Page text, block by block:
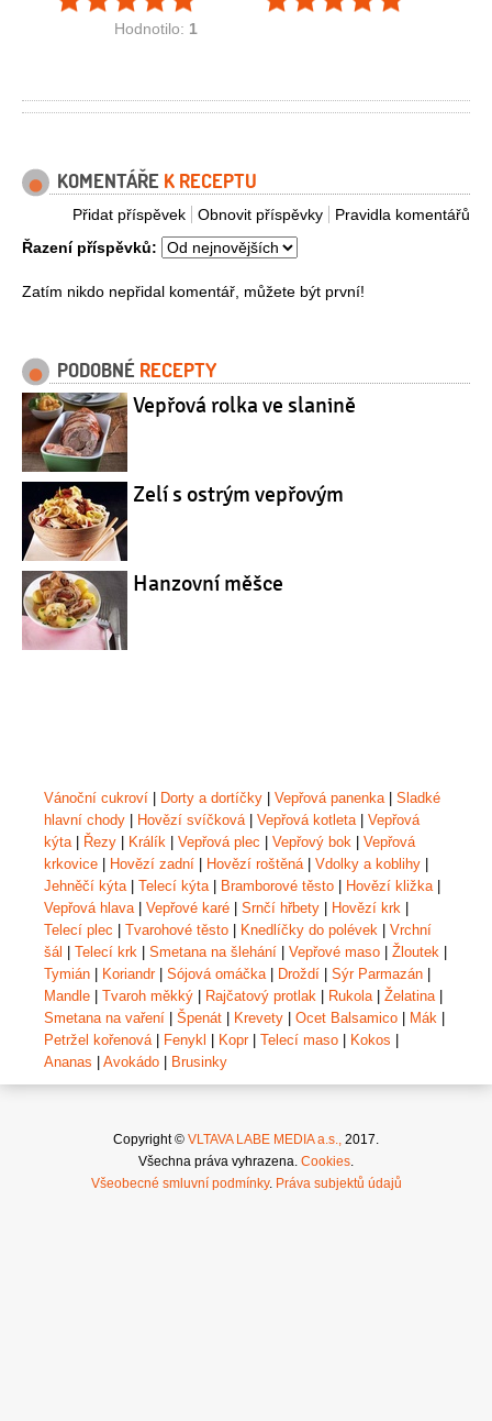
Hodnotilo: 1
KOMENTÁŘE K RECEPTU
Pravidla komentářů
Obnovit příspěvky
Přidat příspěvek
Řazení příspěvků:
Zatím nikdo nepřidal komentář, můžete být první!
PODOBNÉ RECEPTY
Vepřová rolka ve slanině
Zelí s ostrým vepřovým
Hanzovní měšce
Vánoční cukroví Dorty a dortíčky Vepřová panenka| Sladké
hlavní chody
Hovězí svíčková| Vepřová kotleta| Vepřová
kýta| Řezy Králík Vepřová plec Vepřový bok
Vepřová
krkovice
Hovězí zadní Hovězí roštěná| Vdolky a koblihy
Jehněčí kýta| Telecí kýta| Bramborové těsto Hovězí kližka|
Vepřová hlava| Vepřové karé Srnčí hřbety Hovězí krk
Telecí plec
Tvarohové těsto Knedlíčky do polévek
Vrchní
šál
Telecí krk Smetana na šlehání Vepřové maso Žloutek
Tymián
Koriandr| Sójová omáčka| Droždí Sýr Parmazán
Mandle
Tvaroh měkký Rajčatový protlak Rukola| Želatina|
Smetana na vaření
Špenát Krevety Ocet Balsamico Mák
Petržel kořenová| Fenykl Kopr| Telecí maso Kokos
Ananas
Avokádo Brusinky
Copyright © VLTAVA LABE MEDIA a.s., 2017.
Všechna práva vyhrazena. Cookies.
Všeobecné smluvní podmínky. Práva subjektů údajů